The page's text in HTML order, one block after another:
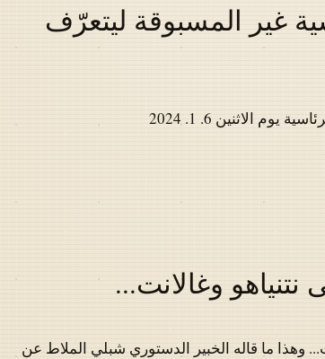
غير المسبوقة ليتعرّف
الاثنين 6. 1. 2024
وغالانت...
وهذا ما قاله الخبير الدستوري شبلي الملاط عن